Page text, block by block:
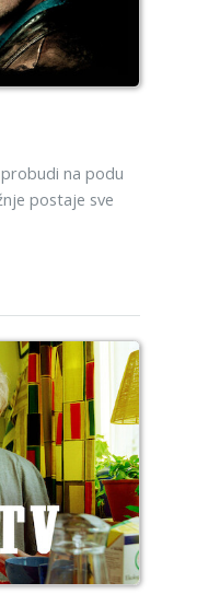
na podu
postaje sve